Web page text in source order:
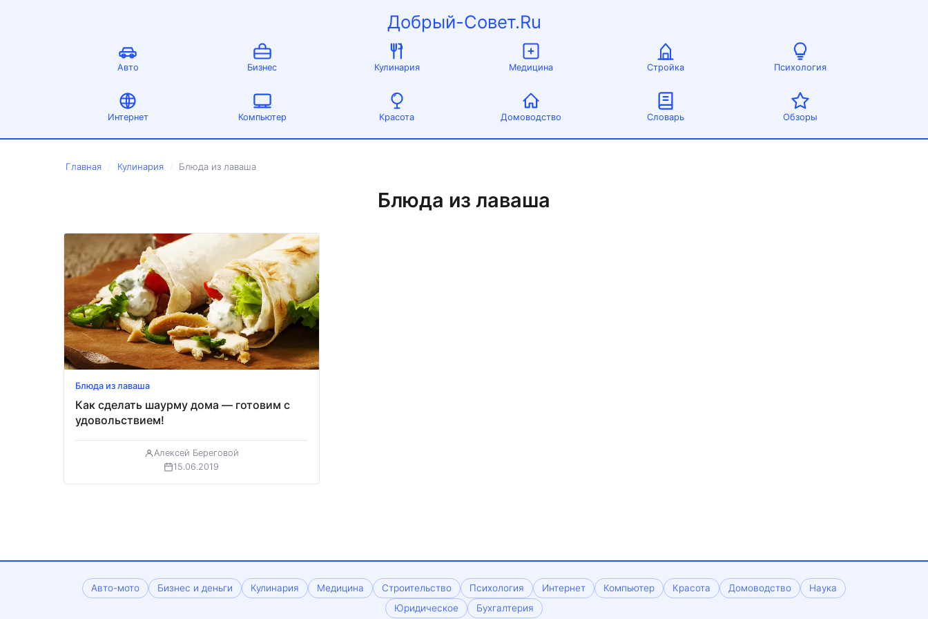
Добрый-Совет.Ru
Авто Бизнес Кулинария Медицина Стройка Психология
Интернет Компьютер Красота Домоводство Словарь Обзоры
Главная Кулинария Блюда из лаваша
Блюда из лаваша
Блюда из лаваша
Как сделать шаурму дома — готовим с
удовольствием!
Алексей Береговой
15.06.2019
Авто-мото Бизнес и деньги Кулинария Медицина Строительство Психология Интернет Компьютер Красота Домоводство
Наука
Юридическое
Бухгалтерия